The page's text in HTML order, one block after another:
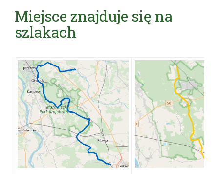
Miejsce znajduje się na
szlakach